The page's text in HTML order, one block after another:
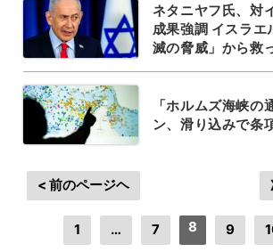
ネタニヤフ氏、対
成果強調 イスラエ
滅の脅威」から救
「ホルムズ海峡の
ン、滑り込みで条
< 前のページヘ
1 … 7 8 9